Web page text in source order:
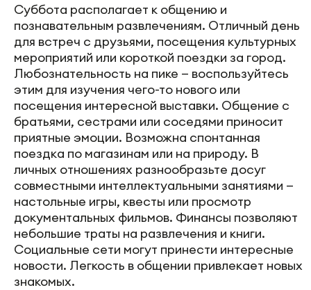
Суббота располагает к общению и
познавательным развлечениям. Отличный день
для встреч с друзьями, посещения культурных
мероприятий или короткой поездки за город.
Любознательность на пике — воспользуйтесь
этим для изучения чего-то нового или
посещения интересной выставки. Общение с
братьями, сестрами или соседями приносит
приятные эмоции. Возможна спонтанная
поездка по магазинам или на природу. В
личных отношениях разнообразьте досуг
совместными интеллектуальными занятиями —
настольные игры, квесты или просмотр
документальных фильмов. Финансы позволяют
небольшие траты на развлечения и книги.
Социальные сети могут принести интересные
новости. Легкость в общении привлекает новых
знакомых.